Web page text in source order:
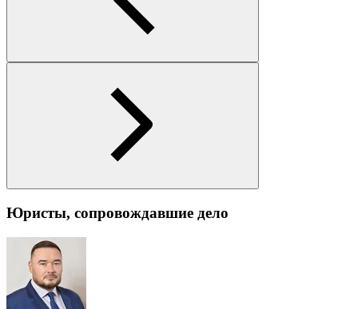
Юристы, сопровождавшие дело